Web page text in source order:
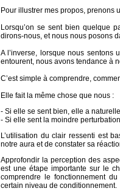
Pour illustrer mes propos, prenons
Lorsqu’on se sent bien quelque
dirons-nous, et nous nous posons
A l’inverse, lorsque nous
entourent, nous avons tendance à
C’est simple à comprendre,
Elle fait la même chose que nous :
- Si elle se sent bien, elle a
- Si elle sent la moindre
L’utilisation du clair ressenti est
notre aura et de constater sa
Approfondir la perception des
est une étape importante sur le
comprendre le fonctionnement
certain niveau de conditionnement.